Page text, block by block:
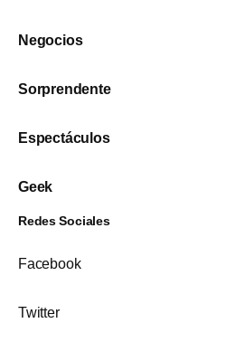
Negocios
Sorprendente
Espectáculos
Geek
Redes Sociales
Facebook
Twitter